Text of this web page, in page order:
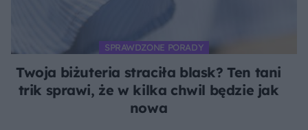
SPRAWDZONE PORADY
Twoja biżuteria straciła blask? Ten tani
trik sprawi, że w kilka chwil będzie jak
nowa